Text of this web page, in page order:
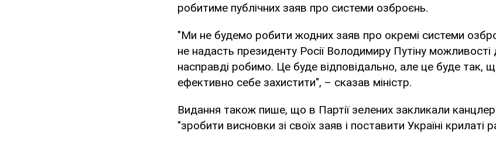
робитиме публічних заяв про системи озброєнь.
"Ми не будемо робити жодних заяв про окремі системи
не надасть президенту Росії Володимиру Путіну
насправді робимо. Це буде відповідально, але це буде так,
ефективно себе захистити", – сказав міністр.
Видання також пише, що в Партії зелених закликали
"зробити висновки зі своїх заяв і поставити Україні крилаті